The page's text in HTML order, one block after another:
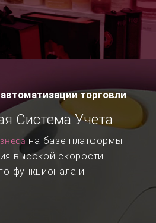
торговли
Система Учета
на базе платформы
высокой скорости
функционала и